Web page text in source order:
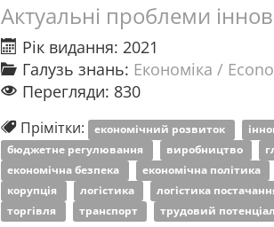
Актуальні проблеми
Рік видання: 2021
Галузь знань: Економіка /
Перегляди: 830
Прімітки: економічний розвиток
бюджетне регулювання
виробництво
економічна безпека
економічна політика
корупція
логістика логістика
торгівля
транспорт трудовий потенціал